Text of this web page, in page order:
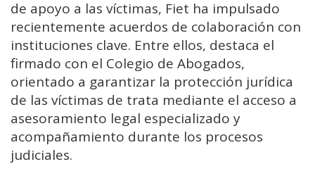
de apoyo a las víctimas, Fiet ha impulsado
recientemente acuerdos de colaboración con
instituciones clave. Entre ellos, destaca el
firmado con el Colegio de Abogados,
orientado a garantizar la protección jurídica
de las víctimas de trata mediante el acceso a
asesoramiento legal especializado y
acompañamiento durante los procesos
judiciales.